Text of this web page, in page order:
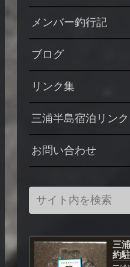
メンバー釣行記
ブログ
リンク集
三浦半島宿泊リンク
お問い合わせ
三
約